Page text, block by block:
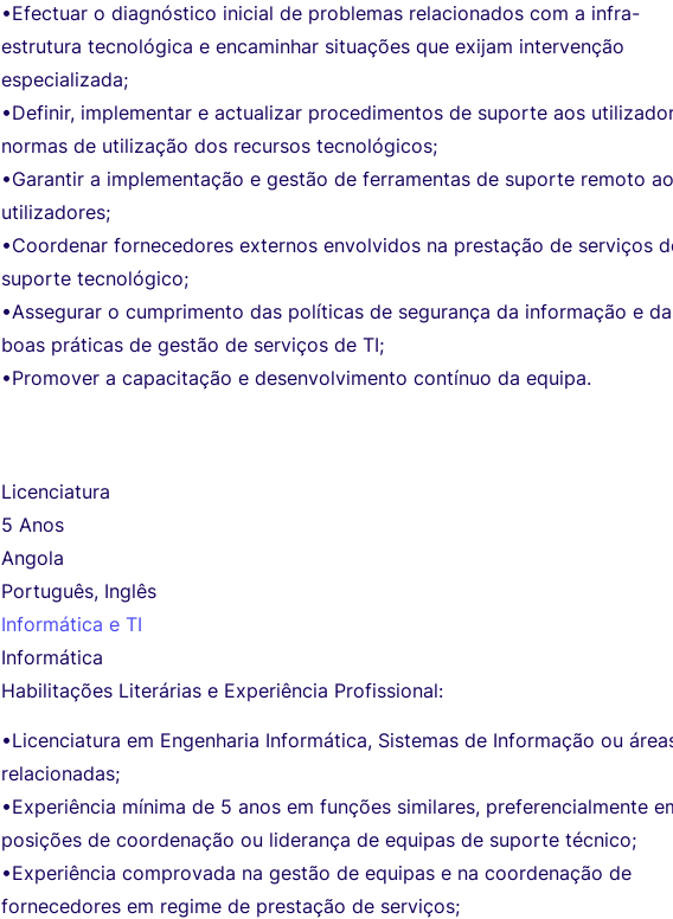
•Efectuar o diagnóstico inicial de problemas relacionados com a infra-
estrutura tecnológica e encaminhar situações que exijam intervenção
especializada;
•Definir, implementar e actualizar procedimentos de suporte aos
normas de utilização dos recursos tecnológicos;
•Garantir a implementação e gestão de ferramentas de suporte remoto
utilizadores;
•Coordenar fornecedores externos envolvidos na prestação de serviços
suporte tecnológico;
•Assegurar o cumprimento das políticas de segurança da informação e
boas práticas de gestão de serviços de TI;
•Promover a capacitação e desenvolvimento contínuo da equipa.
Licenciatura
5 Anos
Angola
Português, Inglês
Informática e TI
Informática
Habilitações Literárias e Experiência Profissional:
•Licenciatura em Engenharia Informática, Sistemas de Informação ou
relacionadas;
•Experiência mínima de 5 anos em funções similares, preferencialmente
posições de coordenação ou liderança de equipas de suporte técnico;
•Experiência comprovada na gestão de equipas e na coordenação de
fornecedores em regime de prestação de serviços;